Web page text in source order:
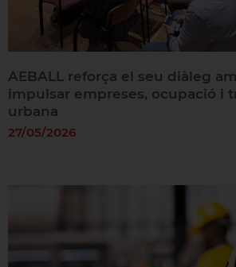
AEBALL reforça el seu diàleg
impulsar empreses, ocupació i
urbana
27/05/2026